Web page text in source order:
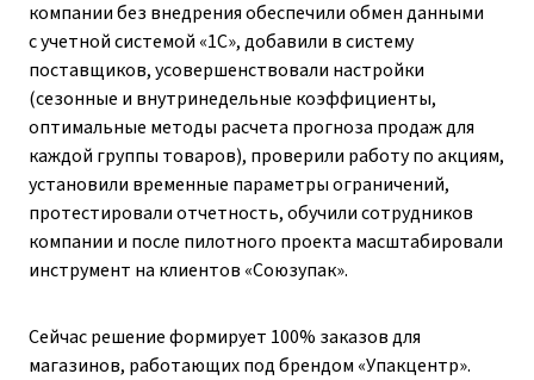
компании без внедрения обеспечили обмен данными
с учетной системой «1С», добавили в систему
поставщиков, усовершенствовали настройки
(сезонные и внутринедельные коэффициенты,
оптимальные методы расчета прогноза продаж для
каждой группы товаров), проверили работу по акциям,
установили временные параметры ограничений,
протестировали отчетность, обучили сотрудников
компании и после пилотного проекта масштабировали
инструмент на клиентов «Союзупак».
Сейчас решение формирует 100% заказов для
магазинов, работающих под брендом «Упакцентр».